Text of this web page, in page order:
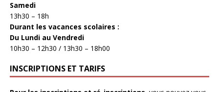
Samedi
13h30 – 18h
Durant les vacances scolaires :
Du Lundi au Vendredi
10h30 – 12h30 / 13h30 – 18h00
INSCRIPTIONS ET TARIFS